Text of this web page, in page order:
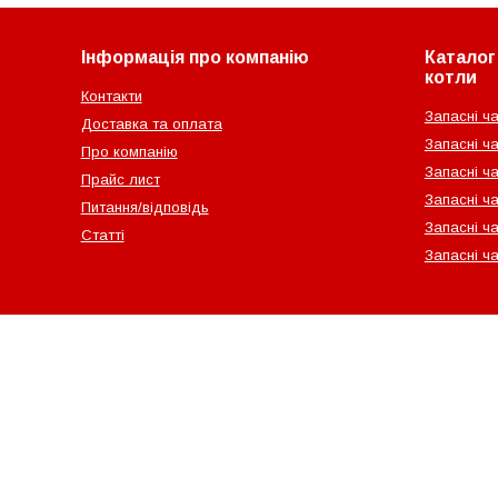
Інформація про компанію
Контакти
Доставка та оплата
Про компанію
Прайс лист
Питання/відповідь
Статті
котли
Запасні
Запасні
Запасні
Запасні
Запасні
Запасні